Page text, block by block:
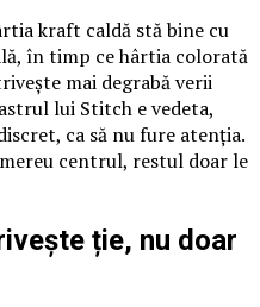
kraft caldă stă bine cu
în timp ce hârtia colorată
mai degrabă verii
lui Stitch e vedeta,
ca să nu fure atenția.
centrul, restul doar le
ție, nu doar